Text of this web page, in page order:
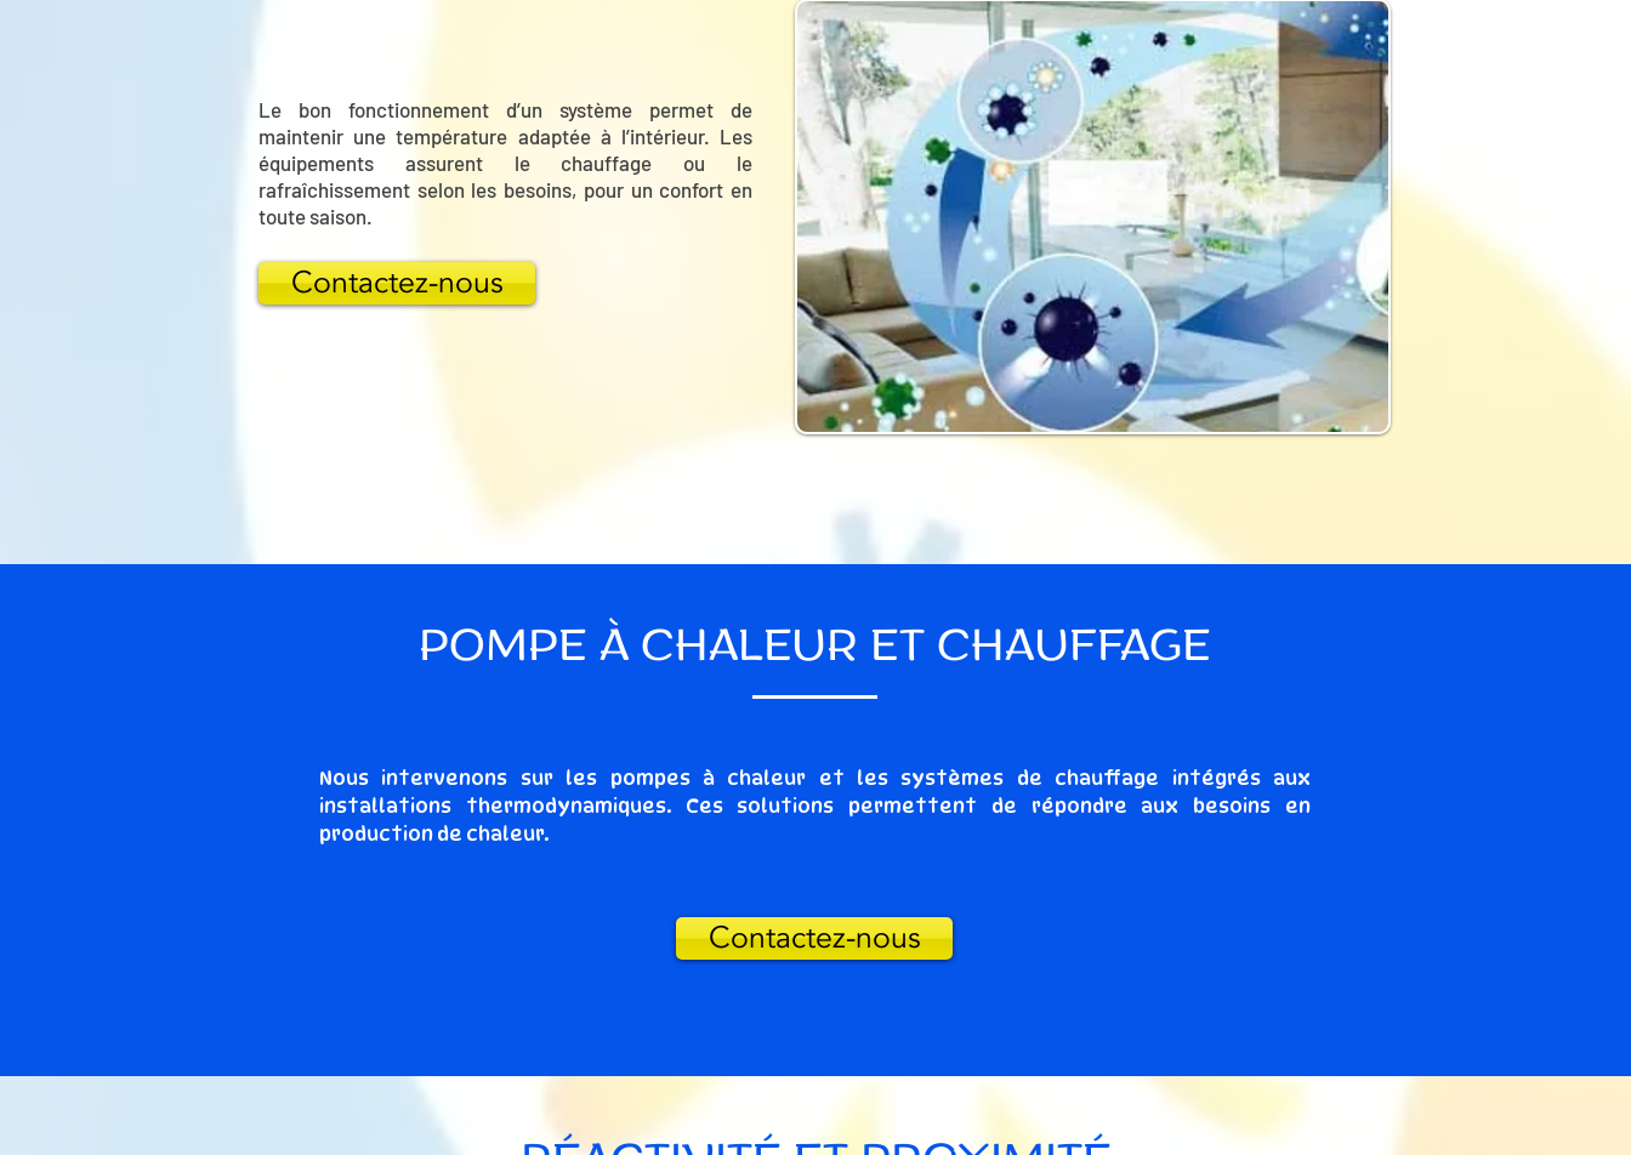
Le bon fonctionnement d’un système permet de
maintenir une température adaptée à l’intérieur. Les
équipements assurent le chauffage ou le
rafraîchissement selon les besoins, pour un confort en
toute saison.
Contactez-nous
POMPE À CHALEUR ET CHAUFFAGE
Nous intervenons sur les pompes à chaleur et les systèmes de chauffage intégrés aux
installations thermodynamiques. Ces solutions permettent de répondre aux besoins en
production de chaleur.
Contactez-nous